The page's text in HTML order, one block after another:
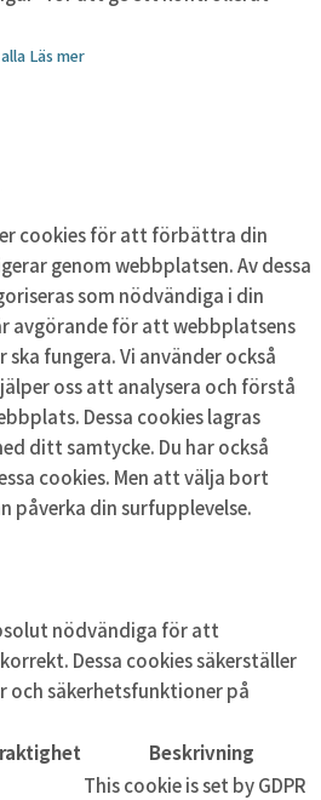
Läs mer
cookies för att förbättra din
genom webbplatsen. Av dessa
som nödvändiga i din
avgörande för att webbplatsens
fungera. Vi använder också
oss att analysera och förstå
Dessa cookies lagras
ditt samtycke. Du har också
cookies. Men att välja bort
påverka din surfupplevelse.
nödvändiga för att
Dessa cookies säkerställer
och säkerhetsfunktioner på
Beskrivning
This cookie is set by GDPR